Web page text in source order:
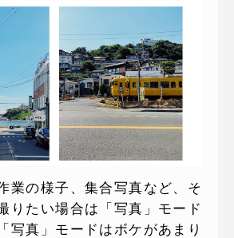
業の様子、集合写真など、そ
りたい場合は「写真」モード
写真」モードはボケがあまり